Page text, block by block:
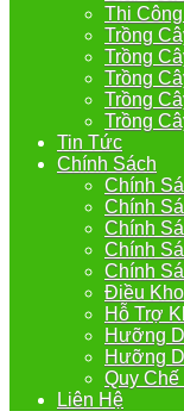
Thi
Trồng
Trồng
Trồng
Trồng
Trồng
Tin Tức
Chính Sách
Chính
Chính
Chính
Chính
Chính
Điều
Hỗ Trợ
Hưỡng
Hưỡng
Quy
Liên Hệ